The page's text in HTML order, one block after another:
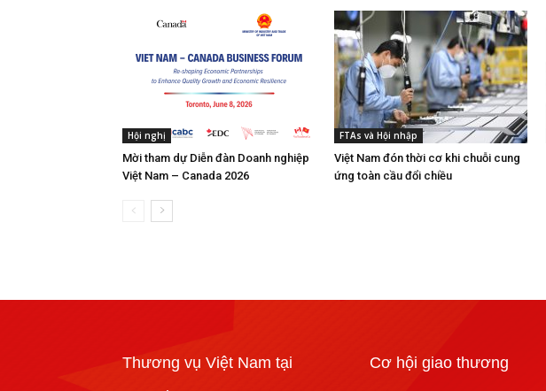
Hội nghị
Mời tham dự Diễn đàn Doanh nghiệp
Việt Nam – Canada 2026
FTAs và Hội nhập
Việt Nam đón thời cơ khi chuỗi cung
ứng toàn cầu đổi chiều
Thương vụ Việt Nam tại
Cơ hội giao thương